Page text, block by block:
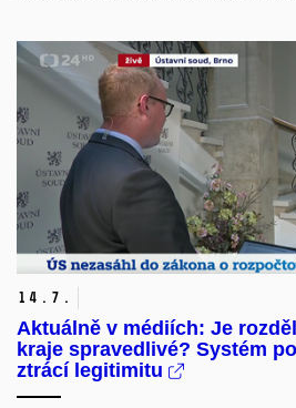
14. 7.
Aktuálně v médiích: Je
kraje spravedlivé? Systém
ztrácí legitimitu